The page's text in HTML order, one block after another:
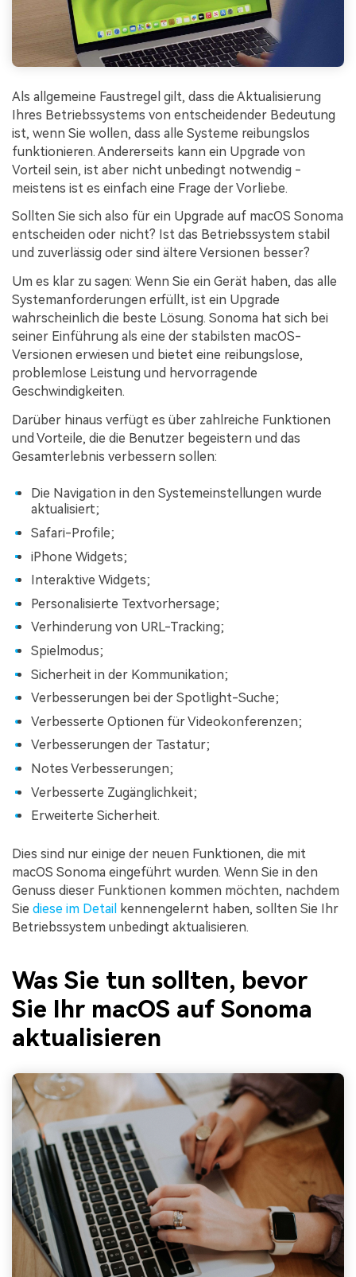
Als allgemeine Faustregel gilt, dass die Aktualisierung
Ihres Betriebssystems von entscheidender Bedeutung
ist, wenn Sie wollen, dass alle Systeme reibungslos
funktionieren. Andererseits kann ein Upgrade von
Vorteil sein, ist aber nicht unbedingt notwendig -
meistens ist es einfach eine Frage der Vorliebe.
Sollten Sie sich also für ein Upgrade auf macOS Sonoma
entscheiden oder nicht? Ist das Betriebssystem stabil
und zuverlässig oder sind ältere Versionen besser?
Um es klar zu sagen: Wenn Sie ein Gerät haben, das alle
Systemanforderungen erfüllt, ist ein Upgrade
wahrscheinlich die beste Lösung. Sonoma hat sich bei
seiner Einführung als eine der stabilsten macOS-
Versionen erwiesen und bietet eine reibungslose,
problemlose Leistung und hervorragende
Geschwindigkeiten.
Darüber hinaus verfügt es über zahlreiche Funktionen
und Vorteile, die die Benutzer begeistern und das
Gesamterlebnis verbessern sollen:
Die Navigation in den Systemeinstellungen wurde
aktualisiert;
Safari-Profile;
iPhone Widgets;
Interaktive Widgets;
Personalisierte Textvorhersage;
Verhinderung von URL-Tracking;
Spielmodus;
Sicherheit in der Kommunikation;
Verbesserungen bei der Spotlight-Suche;
Verbesserte Optionen für Videokonferenzen;
Verbesserungen der Tastatur;
Notes Verbesserungen;
Verbesserte Zugänglichkeit;
Erweiterte Sicherheit.
Dies sind nur einige der neuen Funktionen, die mit
macOS Sonoma eingeführt wurden. Wenn Sie in den
Genuss dieser Funktionen kommen möchten, nachdem
Sie diese im Detail kennengelernt haben, sollten Sie Ihr
Betriebssystem unbedingt aktualisieren.
Was Sie tun sollten, bevor
Sie Ihr macOS auf Sonoma
aktualisieren